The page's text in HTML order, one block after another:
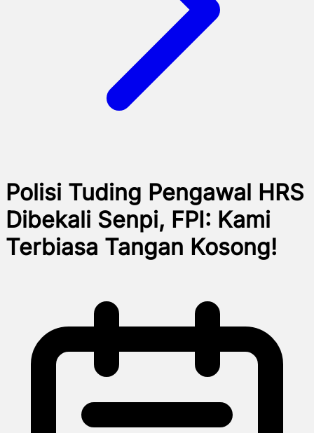
Polisi Tuding Pengawal HRS
Dibekali Senpi, FPI: Kami
Terbiasa Tangan Kosong!